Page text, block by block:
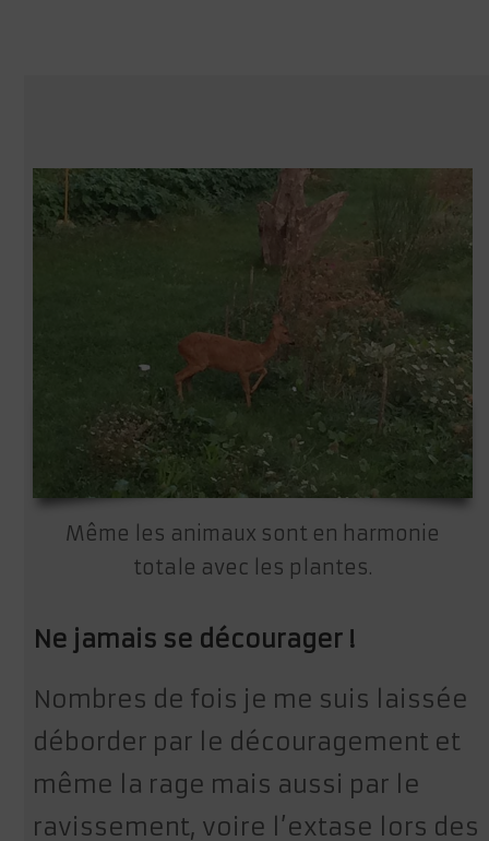
Même les animaux sont en harmonie
totale avec les plantes.
Ne jamais se décourager !
Nombres de fois je me suis laissée
déborder par le découragement et
même la rage mais aussi par le
ravissement, voire l’extase lors des